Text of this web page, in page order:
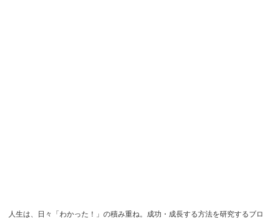
人生は、日々「わかった！」の積み重ね。成功・成長する方法を研究するブロ